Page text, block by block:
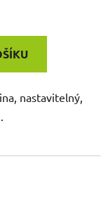
nastavitelný,